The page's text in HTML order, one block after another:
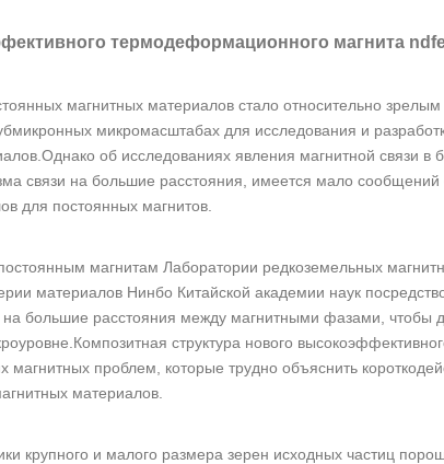
термодеформационного магнита
магнитных материалов стало относительно зрелым
микромасштабах для исследования и
об исследованиях явления магнитной связи
связи на большие расстояния, имеется мало
для постоянных магнитов.
магнитам Лаборатории редкоземельных
материалов Нинбо Китайской академии наук
на большие расстояния между магнитными фазами, чтобы
структура нового
магнитных проблем, которые трудно объяснить
материалов.
крупного и малого размера зерен исходных частиц